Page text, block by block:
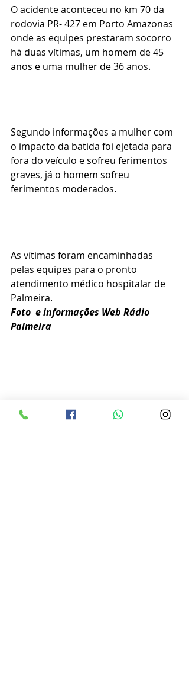
O acidente aconteceu no km 70 da
rodovia PR- 427 em Porto Amazonas
onde as equipes prestaram socorro
há duas vítimas, um homem de 45
anos e uma mulher de 36 anos.
Segundo informações a mulher com
o impacto da batida foi ejetada para
fora do veículo e sofreu ferimentos
graves, já o homem sofreu
ferimentos moderados.
As vítimas foram encaminhadas
pelas equipes para o pronto
atendimento médico hospitalar de
Palmeira.
Foto  e informações Web Rádio
Palmeira